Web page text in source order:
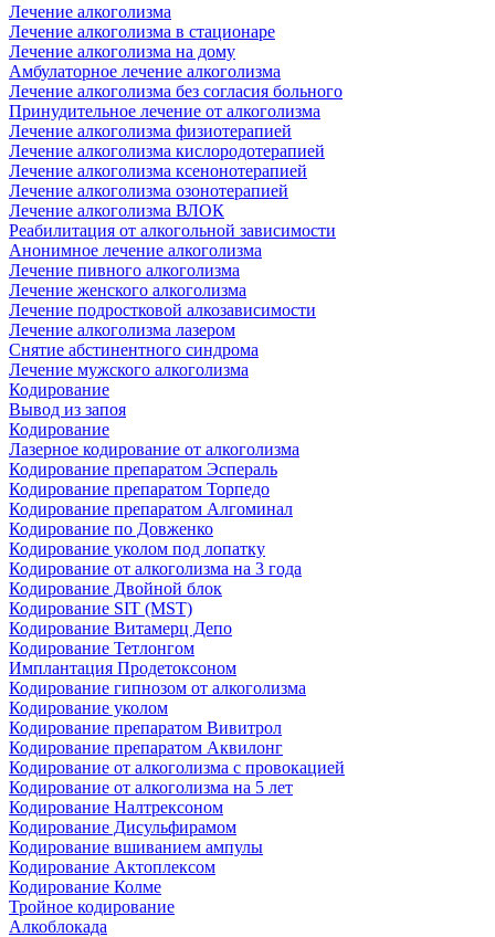
Лечение алкоголизма
Лечение алкоголизма в стационаре
Лечение алкоголизма на дому
Амбулаторное лечение алкоголизма
Лечение алкоголизма без согласия больного
Принудительное лечение от алкоголизма
Лечение алкоголизма физиотерапией
Лечение алкоголизма кислородотерапией
Лечение алкоголизма ксенонотерапией
Лечение алкоголизма озонотерапией
Лечение алкоголизма ВЛОК
Реабилитация от алкогольной зависимости
Анонимное лечение алкоголизма
Лечение пивного алкоголизма
Лечение женского алкоголизма
Лечение подростковой алкозависимости
Лечение алкоголизма лазером
Снятие абстинентного синдрома
Лечение мужского алкоголизма
Кодирование
Вывод из запоя
Кодирование
Лазерное кодирование от алкоголизма
Кодирование препаратом Эспераль
Кодирование препаратом Торпедо
Кодирование препаратом Алгоминал
Кодирование по Довженко
Кодирование уколом под лопатку
Кодирование от алкоголизма на 3 года
Кодирование Двойной блок
Кодирование SIT (MST)
Кодирование Витамерц Депо
Кодирование Тетлонгом
Имплантация Продетоксоном
Кодирование гипнозом от алкоголизма
Кодирование уколом
Кодирование препаратом Вивитрол
Кодирование препаратом Аквилонг
Кодирование от алкоголизма с провокацией
Кодирование от алкоголизма на 5 лет
Кодирование Налтрексоном
Кодирование Дисульфирамом
Кодирование вшиванием ампулы
Кодирование Актоплексом
Кодирование Колме
Тройное кодирование
Алкоблокада